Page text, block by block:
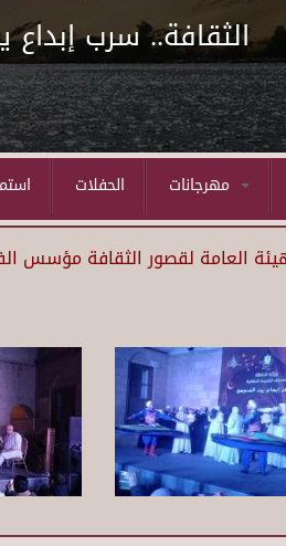
الثقافة.. سرب
الحفلات
العامة لقصور الثقافة مؤسس